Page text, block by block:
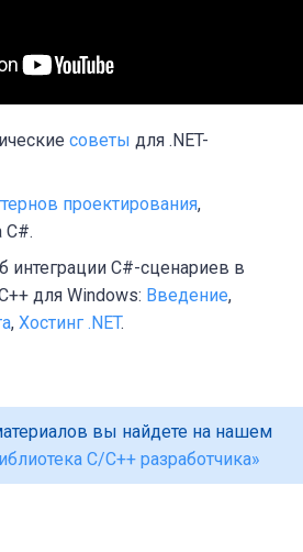
советы для .NET-
проектирования,
C#.
интеграции C#-сценариев в
для Windows: Введение,
, Хостинг .NET.
вы найдете на нашем
C/C++ разработчика»